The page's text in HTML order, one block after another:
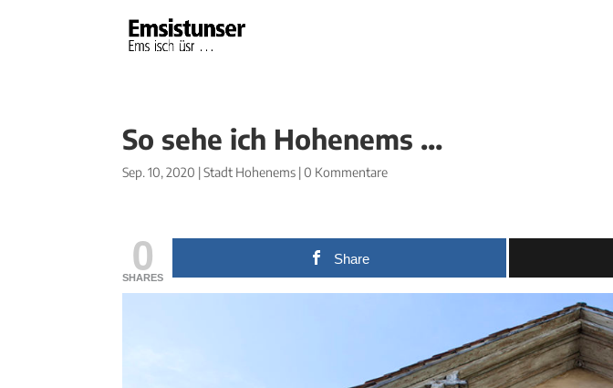
So sehe ich Hohenems …
Sep. 10, 2020 |Stadt Hohenems |0 Kommentare
0
SHARES
Share